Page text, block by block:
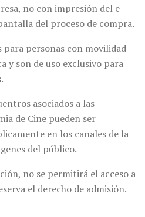
no con impresión del e-
del proceso de compra.
para personas con movilidad
y son de uso exclusivo para
asociados a las
de Cine pueden ser
en los canales de la
del público.
no se permitirá el acceso a
el derecho de admisión.